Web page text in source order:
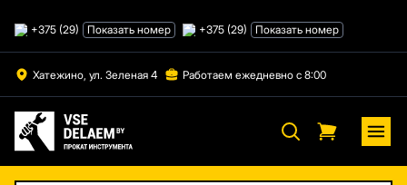
content
+375 (29) Показать номер +375 (29) Показать номер
Хатежино, ул. Зеленая 4 Работаем ежедневно с 8:00